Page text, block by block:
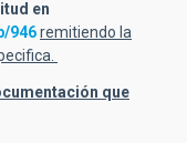
en
946remitiendo la
que